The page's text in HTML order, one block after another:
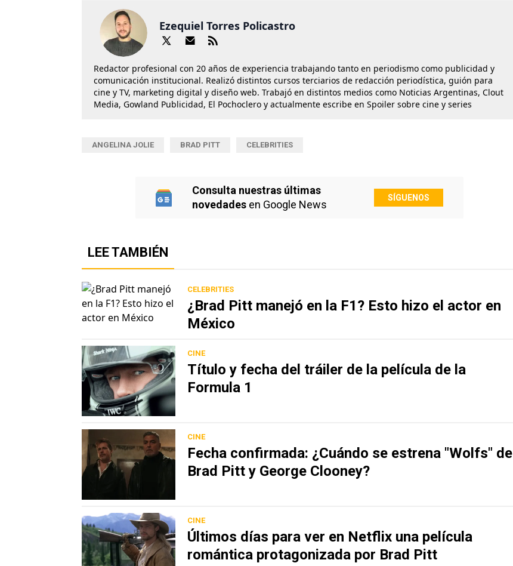
Ezequiel Torres Policastro
Redactor profesional con 20 años de experiencia trabajando tanto en periodismo como publicidad y
comunicación institucional. Realizó distintos cursos terciarios de redacción periodística, guión para
cine y TV, marketing digital y diseño web. Trabajó en distintos medios como Noticias Argentinas, Clout
Media, Gowland Publicidad, El Pochoclero y actualmente escribe en Spoiler sobre cine y series
ANGELINA JOLIE BRAD PITT CELEBRITIES
Consulta nuestras últimas
novedades en Google News
SÍGUENOS
LEE TAMBIÉN
CELEBRITIES
¿Brad Pitt manejó en la F1? Esto hizo el actor en
México
CINE
Título y fecha del tráiler de la película de la
Formula 1
CINE
Fecha confirmada: ¿Cuándo se estrena "Wolfs" de
Brad Pitt y George Clooney?
CINE
Últimos días para ver en Netflix una película
romántica protagonizada por Brad Pitt